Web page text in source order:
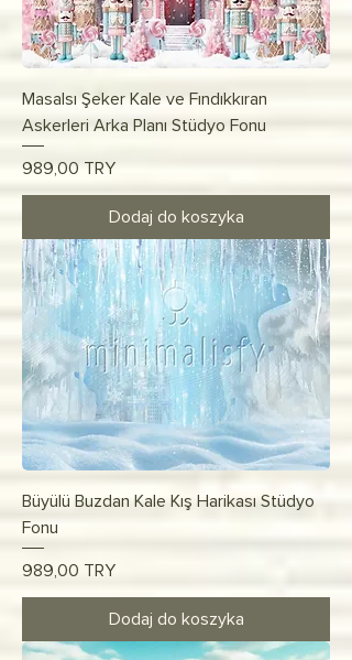
Masalsı Şeker Kale ve Fındıkkıran
Askerleri Arka Planı Stüdyo Fonu
Cena
989,00 TRY
Dodaj do koszyka
Büyülü Buzdan Kale Kış Harikası Stüdyo
Fonu
Cena
989,00 TRY
Dodaj do koszyka